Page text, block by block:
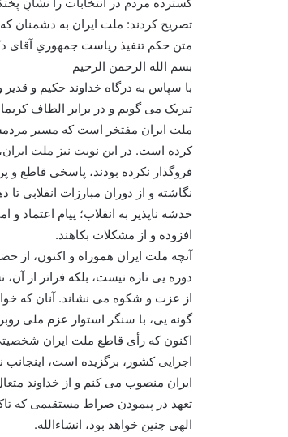
تصریح کردند: ملت ایران به دشمنان
متن حكم تنفيذ رياست جمهوري آقای
بسم الله الرحمن الرحیم
با سپاس به درگاه خداوند حکیم و
تبریک می گویم و در برابر الطاف
ملت ایران مفتخر است که مسیر
کرده است. در این نوبت نیز ملت
فروگذار نکرده بودند، پاسخی قاطع
نگاشته و از دوران مبارزات انقلابی
خدشه ناپذیر به انقلاب؛ پیام اعتماد
افزوده و از مشکلات بکاهند.
آنچه ملت ایران هموراه و اکنون، از
دوره یی تازه نیست، بلکه فراتر از
از عزت و شکوه می نشاند. آنان که
گونه یی، با سنگر استوار عزم ملی
اکنون که رأی قاطع ملت ایران
اجرایی کشور، برگزیده است، اینجانب
ایران منصوب می کنم و از خداوند
تعهد در پیمودن صراط مستقیمی که
الهی چنین خواهد بود، انشاءالله.